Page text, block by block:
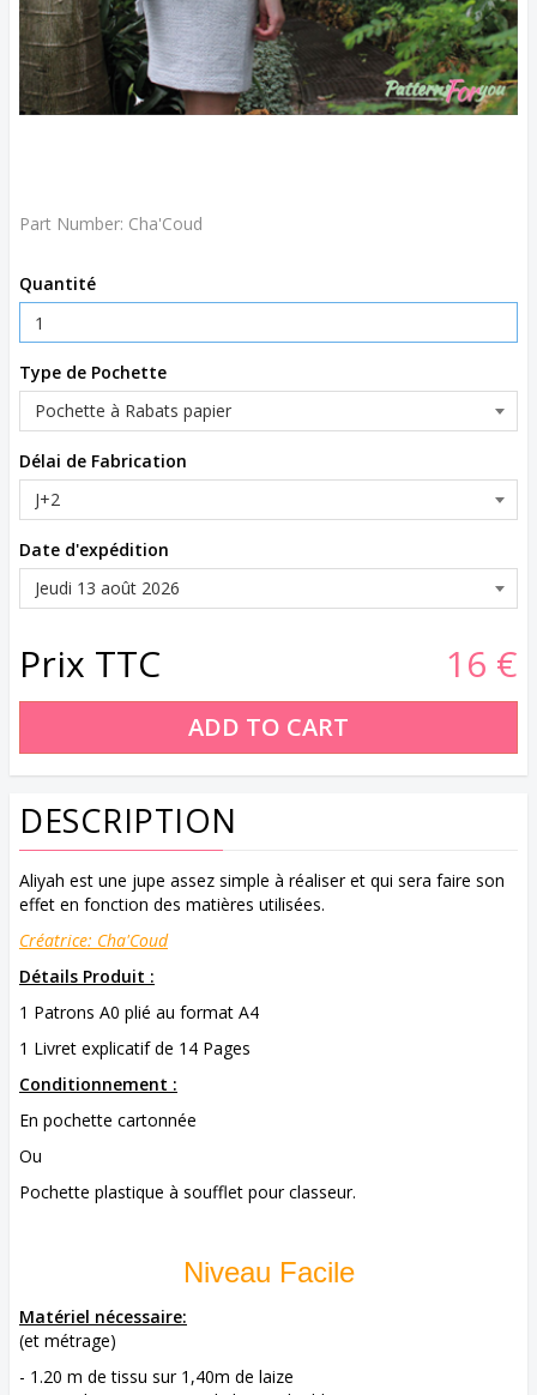
Part Number: Cha'Coud
Quantité
Type de Pochette
Délai de Fabrication
Date d'expédition
Prix TTC 16 €
DESCRIPTION
Aliyah est une jupe assez simple à réaliser et qui sera faire son
effet en fonction des matières utilisées.
Créatrice: Cha'Coud
Détails Produit :
1 Patrons A0 plié au format A4
1 Livret explicatif de 14 Pages
Conditionnement :
En pochette cartonnée
Ou
Pochette plastique à soufflet pour classeur.
Niveau Facile
Matériel nécessaire:
(et métrage)
- 1.20 m de tissu sur 1,40m de laize